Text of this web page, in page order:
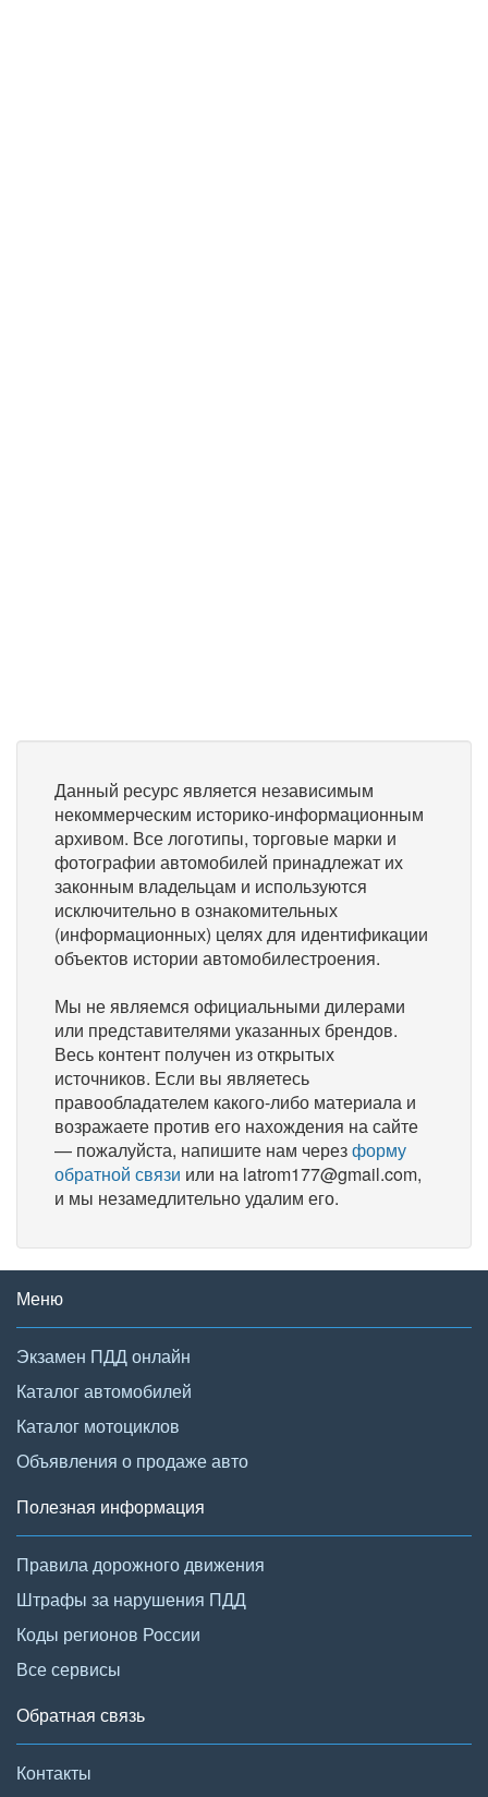
Данный ресурс является независимым
некоммерческим историко-информационным
архивом. Все логотипы, торговые марки и
фотографии автомобилей принадлежат их
законным владельцам и используются
исключительно в ознакомительных
(информационных) целях для идентификации
объектов истории автомобилестроения.
Мы не являемся официальными дилерами
или представителями указанных брендов.
Весь контент получен из открытых
источников. Если вы являетесь
правообладателем какого-либо материала и
возражаете против его нахождения на сайте
— пожалуйста, напишите нам черезформу
обратной связи или на latrom177@gmail.com,
и мы незамедлительно удалим его.
Меню
Экзамен ПДД онлайн
Каталог автомобилей
Каталог мотоциклов
Объявления о продаже авто
Полезная информация
Правила дорожного движения
Штрафы за нарушения ПДД
Коды регионов России
Все сервисы
Обратная связь
Контакты